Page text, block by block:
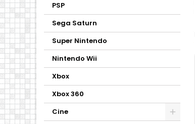
PSP
Sega Saturn
Super Nintendo
Nintendo Wii
Xbox
Xbox 360
Cine